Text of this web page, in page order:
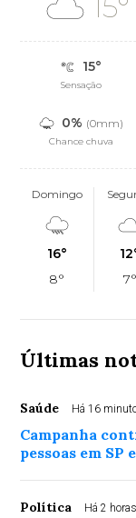
15°
Sensação
0% (0mm)
Chance chuva
Domingo
16°
8°
7°
Últimas
Saúde Há 16
Campanha
pessoas em SP
Política Há 2 horas